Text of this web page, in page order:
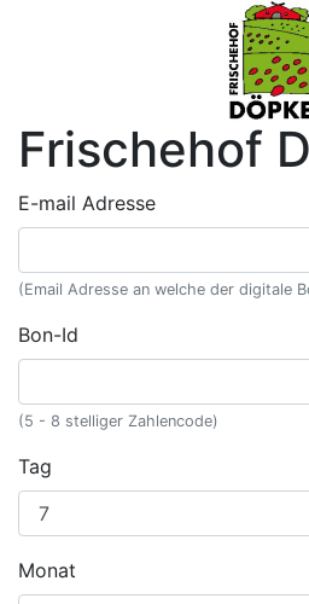
Frischehof
E-mail Adresse
(Email Adresse an welche der digitale
Bon-Id
(5 - 8 stelliger Zahlencode)
Tag
Monat